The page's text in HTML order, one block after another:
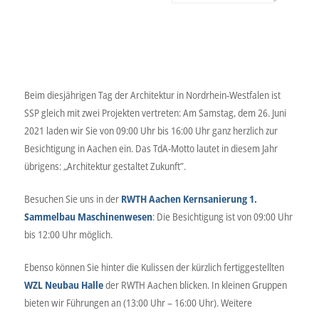
Beim diesjährigen Tag der Architektur in Nordrhein-Westfalen ist
SSP gleich mit zwei Projekten vertreten: Am Samstag, dem 26. Juni
2021 laden wir Sie von 09:00 Uhr bis 16:00 Uhr ganz herzlich zur
Besichtigung in Aachen ein. Das TdA-Motto lautet in diesem Jahr
übrigens: „Architektur gestaltet Zukunft”.
Besuchen Sie uns in der RWTH Aachen Kernsanierung 1.
Sammelbau Maschinenwesen: Die Besichtigung ist von 09:00 Uhr
bis 12:00 Uhr möglich.
Ebenso können Sie hinter die Kulissen der kürzlich fertiggestellten
WZL Neubau Halleder RWTH Aachen blicken. In kleinen Gruppen
bieten wir Führungen an (13:00 Uhr – 16:00 Uhr). Weitere